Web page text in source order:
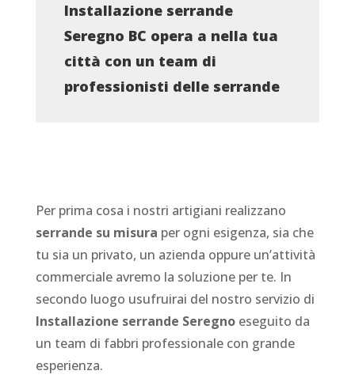
Installazione serrande
Seregno BC opera a nella tua
città con un team di
professionisti delle serrande
Per prima cosa i nostri artigiani realizzano
serrande su misura per ogni esigenza, sia che
tu sia un privato, un azienda oppure un’attività
commerciale avremo la soluzione per te. In
secondo luogo usufruirai del nostro servizio di
Installazione serrande Seregnoeseguito da
un team di fabbri professionale con grande
esperienza.